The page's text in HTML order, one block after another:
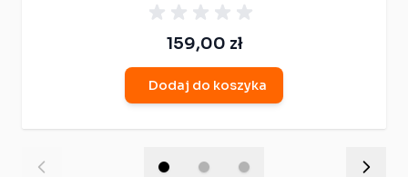
159,00 zł
Dodaj do koszyka